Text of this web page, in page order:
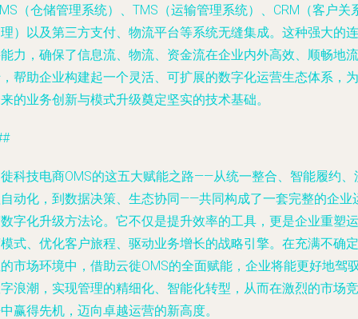
（仓储管理系统）、TMS（运输管理系统）、CRM（客户关
）以及第三方支付、物流平台等系统无缝集成。这种强大的连
力，确保了信息流、物流、资金流在企业内外高效、顺畅地流
帮助企业构建起一个灵活、可扩展的数字化运营生态体系，为
的业务创新与模式升级奠定坚实的技术基础。
科技电商OMS的这五大赋能之路——从统一整合、智能履约、
动化，到数据决策、生态协同——共同构成了一套完整的企业
字化升级方法论。它不仅是提升效率的工具，更是企业重塑运
式、优化客户旅程、驱动业务增长的战略引擎。在充满不确定
市场环境中，借助云徙OMS的全面赋能，企业将能更好地驾
浪潮，实现管理的精细化、智能化转型，从而在激烈的市场竞
赢得先机，迈向卓越运营的新高度。